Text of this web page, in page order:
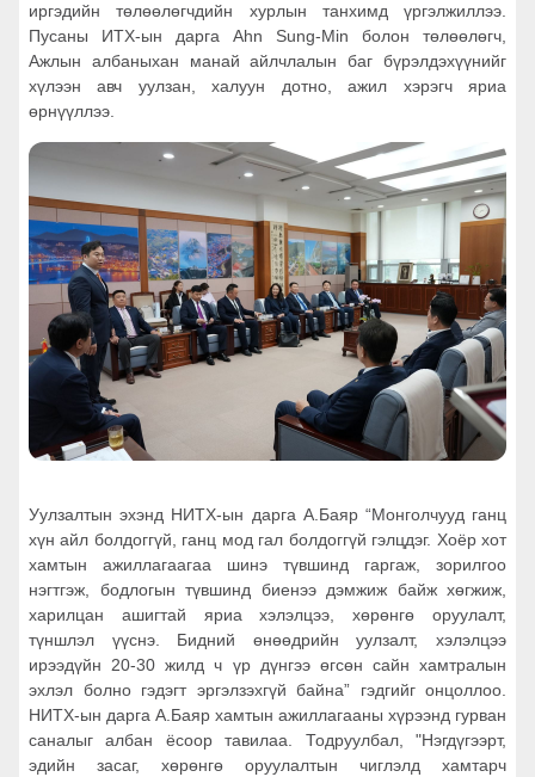
иргэдийн төлөөлөгчдийн хурлын танхимд үргэлжиллээ.
Пусаны ИТХ-ын дарга Ahn Sung‑Min болон төлөөлөгч,
Ажлын албаныхан манай айлчлалын баг бүрэлдэхүүнийг
хүлээн авч уулзан, халуун дотно, ажил хэрэгч яриа
өрнүүллээ.
Уулзалтын эхэнд НИТХ-ын дарга А.Баяр “Монголчууд ганц
хүн айл болдоггүй, ганц мод гал болдоггүй гэлцдэг. Хоёр хот
хамтын ажиллагаагаа шинэ түвшинд гаргаж, зорилгоо
нэгтгэж, бодлогын түвшинд биенээ дэмжиж байж хөгжиж,
харилцан ашигтай яриа хэлэлцээ, хөрөнгө оруулалт,
түншлэл үүснэ. Бидний өнөөдрийн уулзалт, хэлэлцээ
ирээдүйн 20-30 жилд ч үр дүнгээ өгсөн сайн хамтралын
эхлэл болно гэдэгт эргэлзэхгүй байна” гэдгийг онцоллоо.
НИТХ-ын дарга А.Баяр хамтын ажиллагааны хүрээнд гурван
саналыг албан ёсоор тавилаа. Тодруулбал, "Нэгдүгээрт,
эдийн засаг, хөрөнгө оруулалтын чиглэлд хамтарч